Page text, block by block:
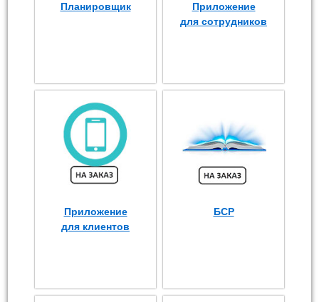
Планировщик
Приложение
для сотрудников
Приложение
для клиентов
БСР